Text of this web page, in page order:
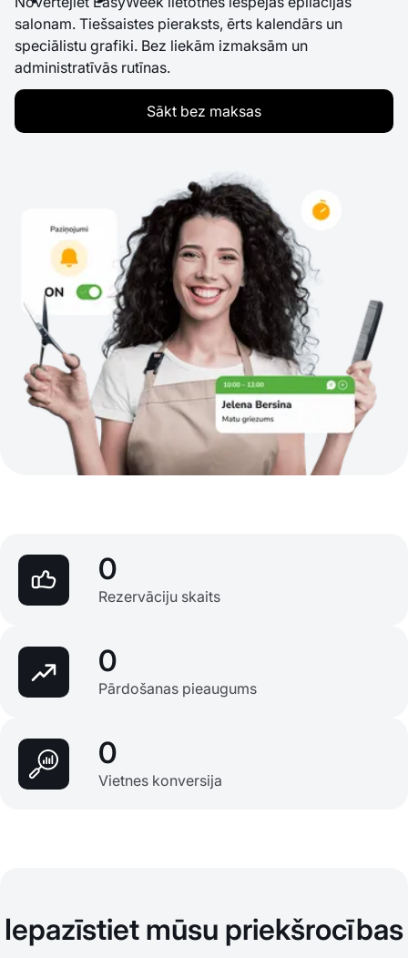
salonam. Tiešsaistes pieraksts, ērts kalendārs un
speciālistu grafiki. Bez liekām izmaksām un
administratīvās rutīnas.
Sākt bez maksas
0
Rezervāciju skaits
0
Pārdošanas pieaugums
0
Vietnes konversija
Iepazīstiet mūsu priekšrocības